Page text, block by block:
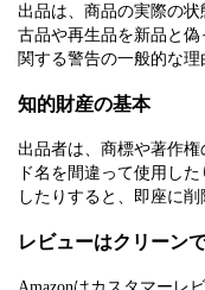
出品は、商品の実際の
古品や再生品を新品と
関する警告の一般的な理
知的財産の基本
出品者は、商標や著作
ド名を間違って使用し
したりすると、即座に
レビューはクリーン